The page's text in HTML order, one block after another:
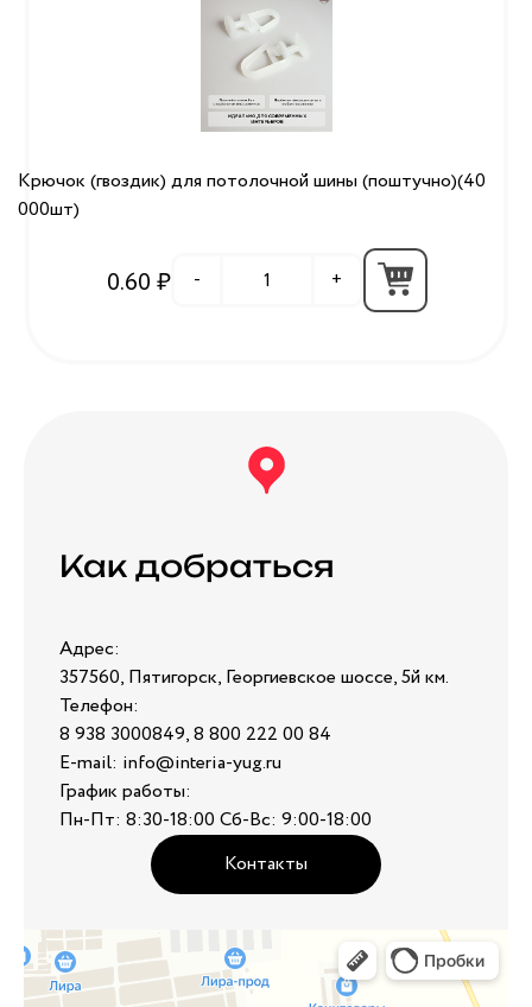
Крючок (гвоздик) для потолочной шины (поштучно)(40
000шт)
0.60 ₽ - +
Как добраться
Адрес:
357560, Пятигорск, Георгиевское шоссе, 5й км.
Телефон:
8 938 3000849, 8 800 222 00 84
E-mail: info@interia-yug.ru
График работы:
Пн-Пт: 8:30-18:00 Сб-Вс: 9:00-18:00
Контакты